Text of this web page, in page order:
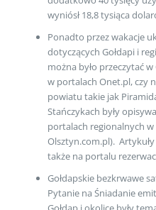
wyniósł 18,8 tysiąca
Ponadto przez wakacje
dotyczących Gołdapi i
można było przeczytać
w portalach Onet.pl, czy
powiatu takie jak
Stańczykach były
portalach regionalnych
Olsztyn.com.pl). Artykuły
także na portalu
Gołdapskie bezkrwawe
Pytanie na Śniadanie